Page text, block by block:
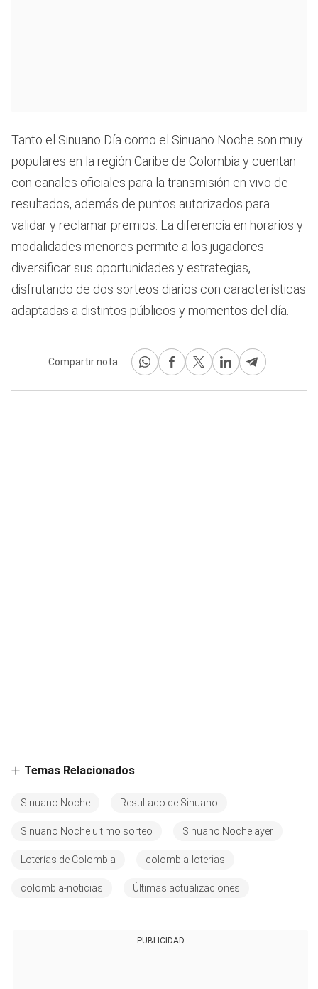
Tanto el Sinuano Día como el Sinuano Noche son muy
populares en la región Caribe de Colombia y cuentan
con canales oficiales para la transmisión en vivo de
resultados, además de puntos autorizados para
validar y reclamar premios. La diferencia en horarios y
modalidades menores permite a los jugadores
diversificar sus oportunidades y estrategias,
disfrutando de dos sorteos diarios con características
adaptadas a distintos públicos y momentos del día.
Compartir nota:
Temas Relacionados
Sinuano Noche Resultado de Sinuano
Sinuano Noche ultimo sorteo Sinuano Noche ayer
Loterías de Colombia colombia-loterias
colombia-noticias Últimas actualizaciones
PUBLICIDAD